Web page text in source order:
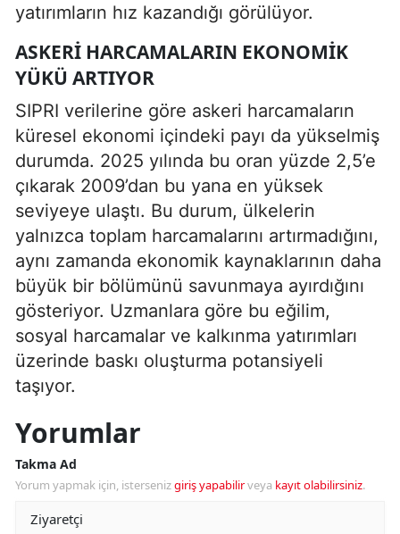
yatırımların hız kazandığı görülüyor.
ASKERI HARCAMALARIN EKONOMIK
YÜKÜ ARTIYOR
SIPRI verilerine göre askeri harcamaların
küresel ekonomi içindeki payı da yükselmiş
durumda. 2025 yılında bu oran yüzde 2,5’e
çıkarak 2009’dan bu yana en yüksek
seviyeye ulaştı. Bu durum, ülkelerin
yalnızca toplam harcamalarını artırmadığını,
aynı zamanda ekonomik kaynaklarının daha
büyük bir bölümünü savunmaya ayırdığını
gösteriyor. Uzmanlara göre bu eğilim,
sosyal harcamalar ve kalkınma yatırımları
üzerinde baskı oluşturma potansiyeli
taşıyor.
Yorumlar
Takma Ad
Yorum yapmak için, istersenizgiriş yapabilirveya kayıt olabilirsiniz.